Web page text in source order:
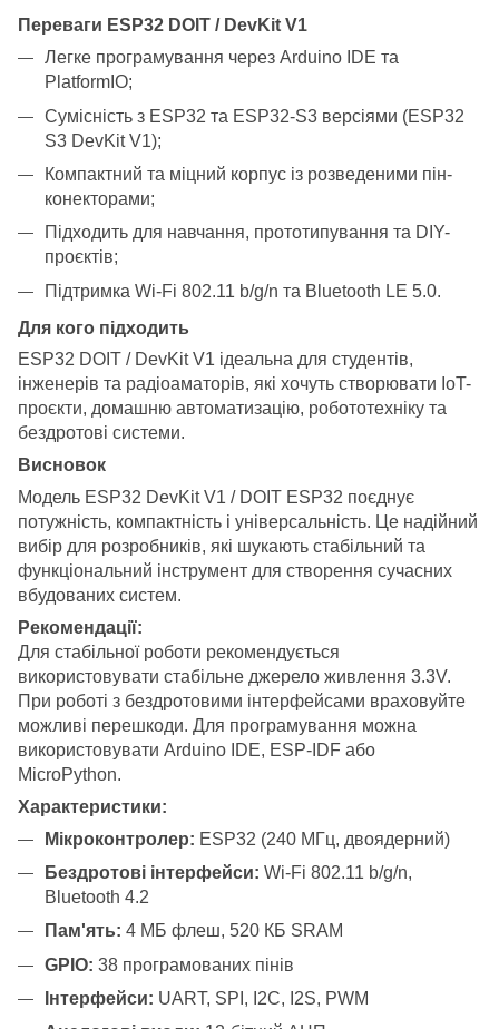
Переваги ESP32 DOIT / DevKit V1
Легке програмування через Arduino IDE та
PlatformIO;
Сумісність з ESP32 та ESP32-S3 версіями (ESP32
S3 DevKit V1);
Компактний та міцний корпус із розведеними пін-
конекторами;
Підходить для навчання, прототипування та DIY-
проєктів;
Підтримка Wi-Fi 802.11 b/g/n та Bluetooth LE 5.0.
Для кого підходить
ESP32 DOIT / DevKit V1 ідеальна для студентів,
інженерів та радіоаматорів, які хочуть створювати IoT-
проєкти, домашню автоматизацію, робототехніку та
бездротові системи.
Висновок
Модель ESP32 DevKit V1 / DOIT ESP32 поєднує
потужність, компактність і універсальність. Це надійний
вибір для розробників, які шукають стабільний та
функціональний інструмент для створення сучасних
вбудованих систем.
Рекомендації:
Для стабільної роботи рекомендується
використовувати стабільне джерело живлення 3.3V.
При роботі з бездротовими інтерфейсами враховуйте
можливі перешкоди. Для програмування можна
використовувати Arduino IDE, ESP-IDF або
MicroPython.
Характеристики:
Мікроконтролер: ESP32 (240 МГц, двоядерний)
Бездротові інтерфейси: Wi-Fi 802.11 b/g/n,
Bluetooth 4.2
Пам'ять: 4 МБ флеш, 520 КБ SRAM
GPIO: 38 програмованих пінів
Інтерфейси: UART, SPI, I2C, I2S, PWM